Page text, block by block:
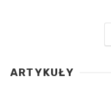
ARTYKUŁY